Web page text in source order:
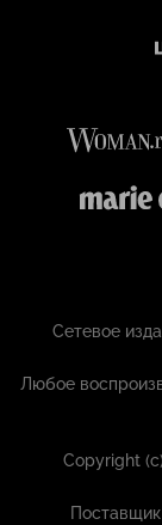
Сетевое
Любое
Copyright